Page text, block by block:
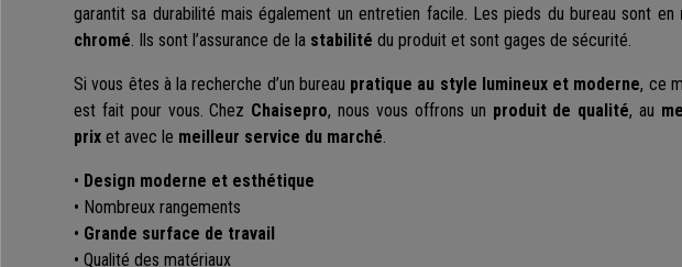
garantit sa durabilité mais également un entretien facile. Les pieds du bureau sont en
chromé. Ils sont l’assurance de la stabilité du produit et sont gages de sécurité.
Si vous êtes à la recherche d’un bureau pratique au style lumineux et moderne, ce
est fait pour vous. Chez Chaisepro, nous vous offrons un produit de qualité, au
prix et avec le meilleur service du marché.
• Design moderne et esthétique
• Nombreux rangements
• Grande surface de travail
• Qualité des matériaux